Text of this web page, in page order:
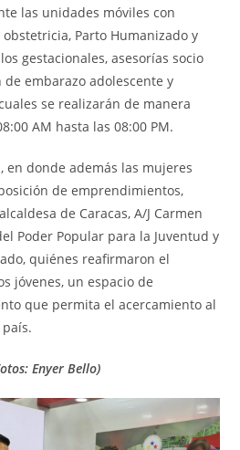
las unidades móviles con
Parto Humanizado y
gestacionales, asesorías socio
embarazo adolescente y
se realizarán de manera
AM hasta las 08:00 PM.
en donde además las mujeres
de emprendimientos,
de Caracas, A/J Carmen
Poder Popular para la Juventud y
quiénes reafirmaron el
jóvenes, un espacio de
que permita el acercamiento al
Enyer Bello)